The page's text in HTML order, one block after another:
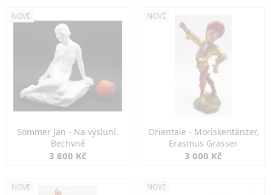
NOVÉ
Sommer Jan - Na výsluní,
Bechyně
3 800 Kč
NOVÉ
Orientale - Moriskentänzer,
Erasmus Grasser
3 000 Kč
NOVÉ NOVÉ